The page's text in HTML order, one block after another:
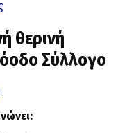
θερινή
Σύλλογο